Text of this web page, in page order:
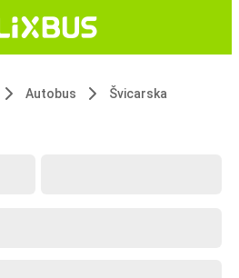
Autobus Švicarska